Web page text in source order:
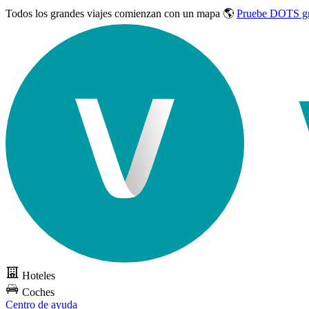
Todos los grandes viajes comienzan con un mapa 🌎 Pruebe DOTS
Hoteles
Coches
Centro de ayuda